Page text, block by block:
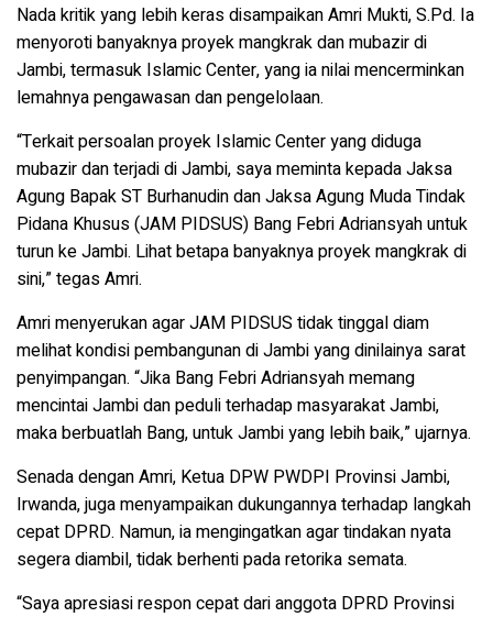
Nada kritik yang lebih keras disampaikan Amri Mukti, S.Pd. Ia
menyoroti banyaknya proyek mangkrak dan mubazir di
Jambi, termasuk Islamic Center, yang ia nilai mencerminkan
lemahnya pengawasan dan pengelolaan.
“Terkait persoalan proyek Islamic Center yang diduga
mubazir dan terjadi di Jambi, saya meminta kepada Jaksa
Agung Bapak ST Burhanudin dan Jaksa Agung Muda Tindak
Pidana Khusus (JAM PIDSUS) Bang Febri Adriansyah untuk
turun ke Jambi. Lihat betapa banyaknya proyek mangkrak di
sini,” tegas Amri.
Amri menyerukan agar JAM PIDSUS tidak tinggal diam
melihat kondisi pembangunan di Jambi yang dinilainya sarat
penyimpangan. “Jika Bang Febri Adriansyah memang
mencintai Jambi dan peduli terhadap masyarakat Jambi,
maka berbuatlah Bang, untuk Jambi yang lebih baik,” ujarnya.
Senada dengan Amri, Ketua DPW PWDPI Provinsi Jambi,
Irwanda, juga menyampaikan dukungannya terhadap langkah
cepat DPRD. Namun, ia mengingatkan agar tindakan nyata
segera diambil, tidak berhenti pada retorika semata.
“Saya apresiasi respon cepat dari anggota DPRD Provinsi